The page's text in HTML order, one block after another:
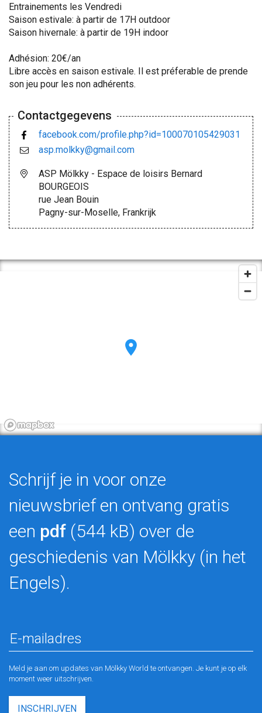
Entrainements les Vendredi
Saison estivale: à partir de 17H outdoor
Saison hivernale: à partir de 19H indoor
Adhésion: 20€/an
Libre accès en saison estivale. Il est préferable de prende
son jeu pour les non adhérents.
Contactgegevens
facebook.com/profile.php?id=100070105429031
asp.molkky@gmail.com
ASP Mölkky - Espace de loisirs Bernard
BOURGEOIS
rue Jean Bouin
Pagny-sur-Moselle, Frankrijk
Schrijf je in voor onze
nieuwsbrief en ontvang gratis
een pdf (544 kB) over de
geschiedenis van Mölkky (in het
Engels).
Meld je aan om updates van Mölkky World te ontvangen. Je kunt je op elk
moment weer uitschrijven.
INSCHRIJVEN